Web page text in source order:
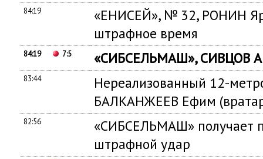
84:19
«ЕНИСЕЙ», № 32, РОНИН
штрафное время
84:19 7:5 «СИБСЕЛЬМАШ», СИВЦОВ
83:44
Нереализованный 12-
БАЛКАНЖЕЕВ Ефим
82:56
«СИБСЕЛЬМАШ» получает
штрафной удар